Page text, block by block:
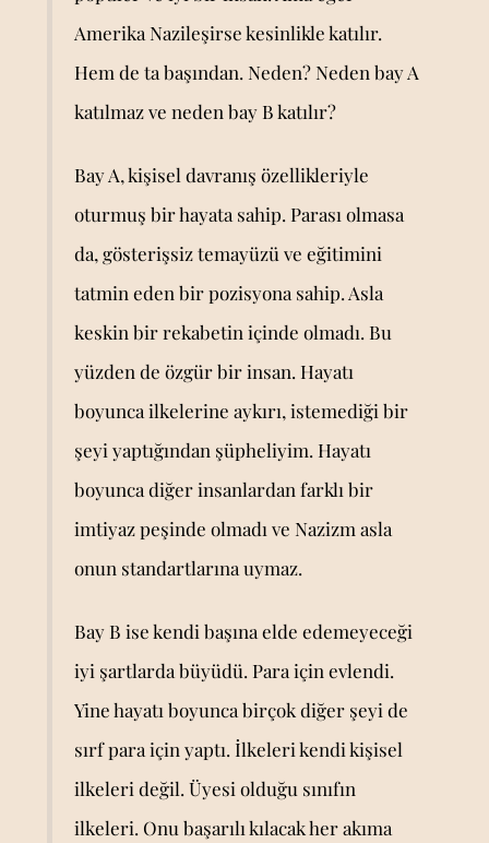
Amerika Nazileşirse kesinlikle katılır.
Hem de ta başından. Neden? Neden bay A
katılmaz ve neden bay B katılır?
Bay A, kişisel davranış özellikleriyle
oturmuş bir hayata sahip. Parası olmasa
da, gösterişsiz temayüzü ve eğitimini
tatmin eden bir pozisyona sahip. Asla
keskin bir rekabetin içinde olmadı. Bu
yüzden de özgür bir insan. Hayatı
boyunca ilkelerine aykırı, istemediği bir
şeyi yaptığından şüpheliyim. Hayatı
boyunca diğer insanlardan farklı bir
imtiyaz peşinde olmadı ve Nazizm asla
onun standartlarına uymaz.
Bay B ise kendi başına elde edemeyeceği
iyi şartlarda büyüdü. Para için evlendi.
Yine hayatı boyunca birçok diğer şeyi de
sırf para için yaptı. İlkeleri kendi kişisel
ilkeleri değil. Üyesi olduğu sınıfın
ilkeleri. Onu başarılı kılacak her akıma